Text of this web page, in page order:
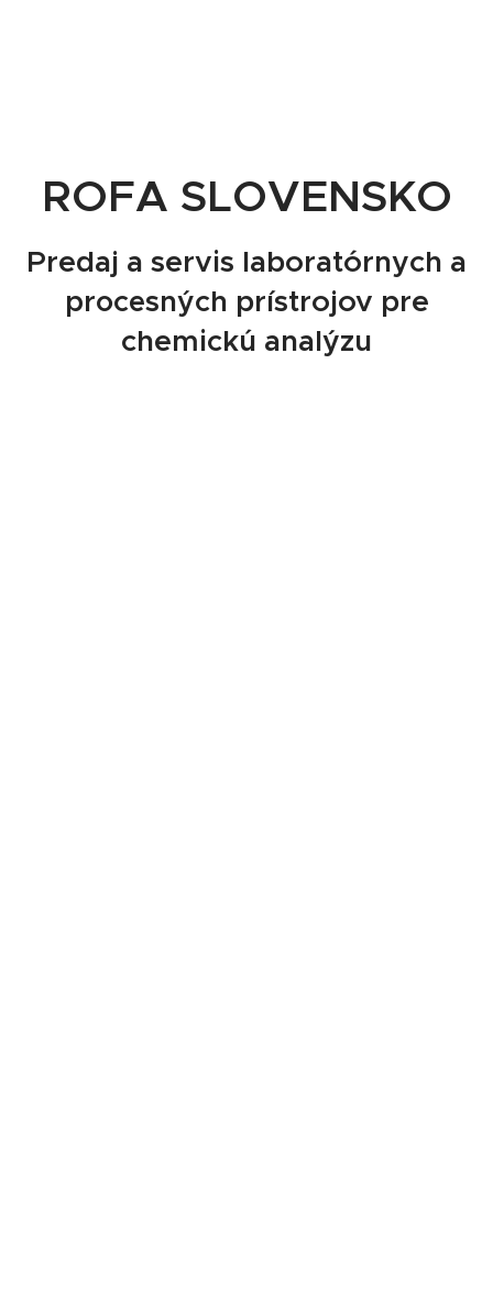
ROFA SLOVENSKO
Predaj a servis laboratórnych a
procesných prístrojov pre
chemickú analýzu